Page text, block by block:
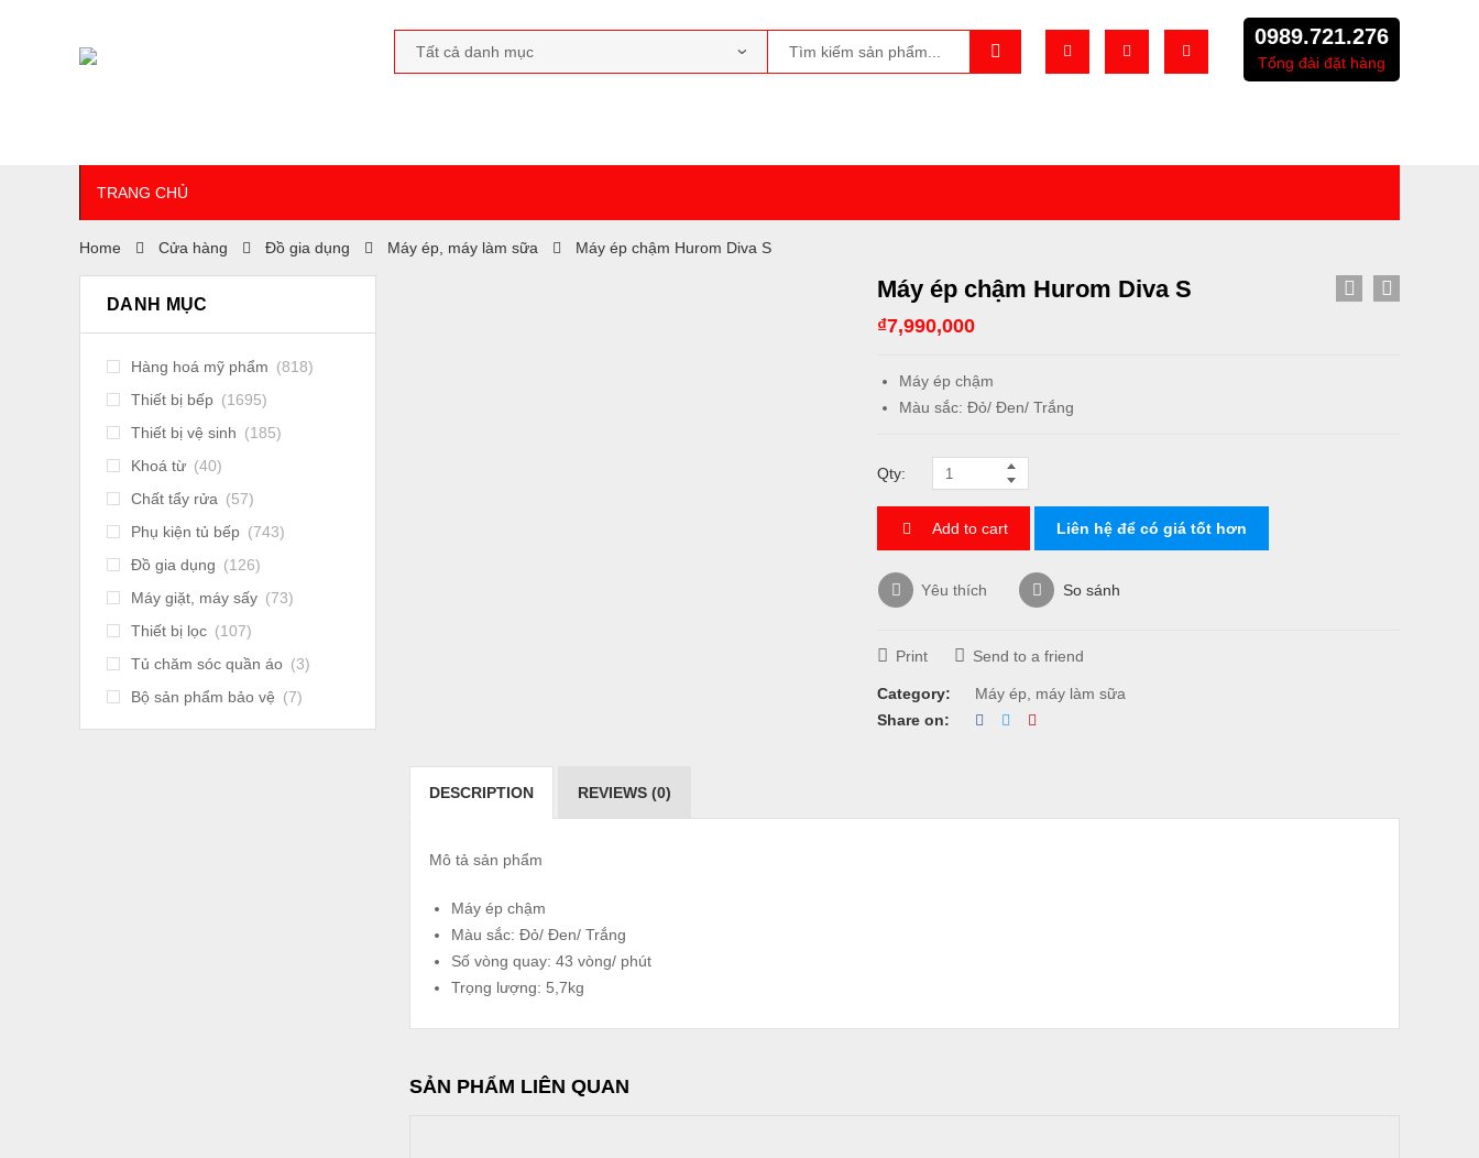
0989.721.276
Tổng đài đặt hàng
TRANG CHỦ
Home Cửa hàng Đồ gia dụng Máy ép, máy làm sữa Máy ép chậm Hurom Diva S
Máy ép chậm Hurom Diva S
₫7,990,000
Máy ép chậm
Màu sắc: Đỏ/ Đen/ Trắng
Qty:
Add to cart Liên hệ để có giá tốt hơn
Yêu thích So sánh
Print Send to a friend
Category:
Máy ép, máy làm sữa
Share on:
DESCRIPTION REVIEWS (0)
Mô tả sản phẩm
Máy ép chậm
Màu sắc: Đỏ/ Đen/ Trắng
Số vòng quay: 43 vòng/ phút
Trọng lượng: 5,7kg
SẢN PHẨM LIÊN QUAN
DANH MỤC
Hàng hoá mỹ phẩm (818)
Thiết bị bếp (1695)
Thiết bị vệ sinh (185)
Khoá từ (40)
Chất tẩy rửa (57)
Phụ kiện tủ bếp (743)
Đồ gia dụng (126)
Máy giặt, máy sấy (73)
Thiết bị lọc (107)
Tủ chăm sóc quần áo (3)
Bộ sản phẩm bảo vệ (7)